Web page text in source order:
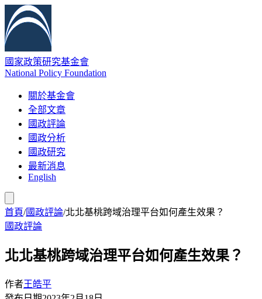
國家政策研究基金會
National Policy Foundation
關於基金會
全部文章
國政評論
國政分析
國政研究
最新消息
English
首頁/國政評論/北北基桃跨域治理平台如何產生效果？
國政評論
北北基桃跨域治理平台如何產生效果？
作者王皓平